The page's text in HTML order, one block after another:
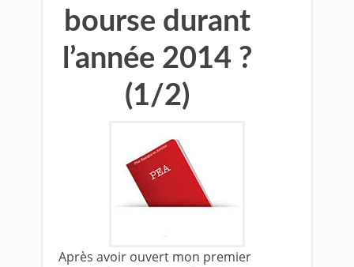
bourse durant
l’année 2014 ?
(1/2)
Après avoir ouvert mon premier